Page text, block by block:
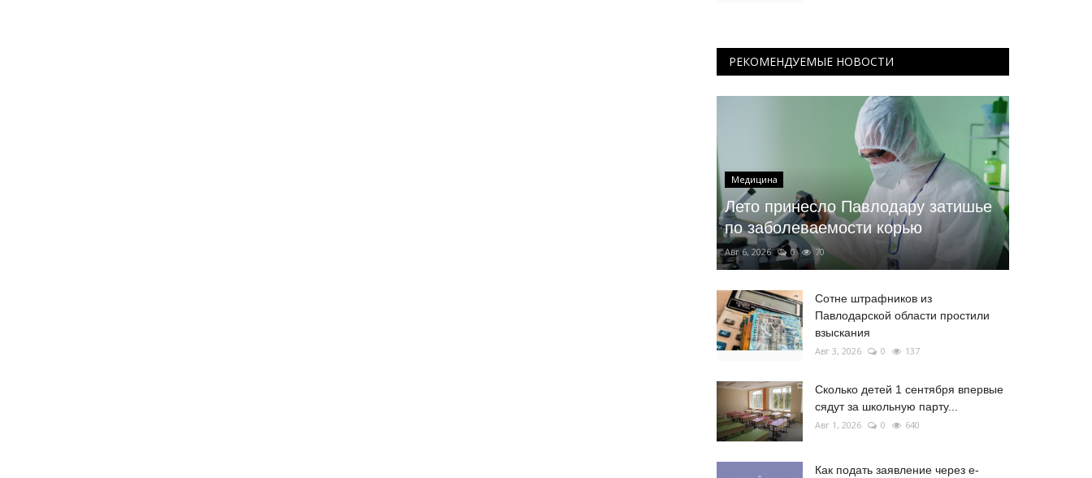
РЕКОМЕНДУЕМЫЕ НОВОСТИ
Медицина
Лето принесло Павлодару затишье
по заболеваемости корью
Авг 6, 2026 0 70
Сотне штрафников из
Павлодарской области простили
взыскания
Авг 3, 2026 0 137
Сколько детей 1 сентября впервые
сядут за школьную парту...
Авг 1, 2026 0 640
Как подать заявление через e-